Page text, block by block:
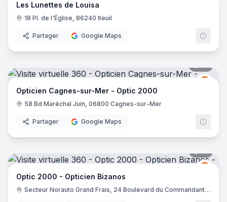
Les Lunettes de Louisa
18 Pl. de l'Église, 86240 Iteuil
Partager Google Maps
Opticien Cagnes-sur-Mer - Optic 2000
58 Bd Maréchal Juin, 06800 Cagnes-sur-Mer
Partager Google Maps
Optic 2000 - Opticien Bizanos
Secteur Norauto Grand Frais, 24 Boulevard du Commandant René Mouchotte, Rte de Tarbes, 64320 Bizanos